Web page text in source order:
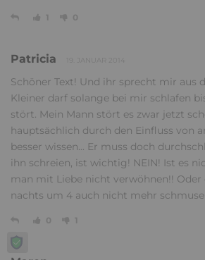
1 0
Patricia
Schöner Text! Und ihr sprecht mir aus
Kleiner darf solange bei mir schlafen
stört. Mein Mann stört es zwar jetzt
hauptsächlich durch den Einfluss von
besser wissen... Er muss doch
ihn schreien, ist wichtig! NEIN! Ist es
man mit Liebe nicht verwöhnen!! Oder
nachts um 4 auch nicht mehr
0 1